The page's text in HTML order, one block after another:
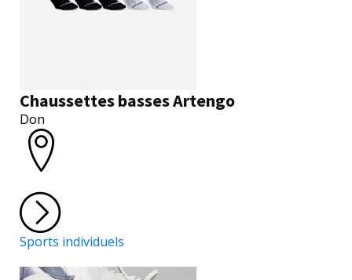
Chaussettes basses Artengo
Don
Sports individuels